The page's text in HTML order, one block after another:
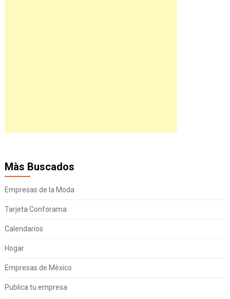
Màs Buscados
Empresas de la Moda
Tarjeta Conforama
Calendarios
Hogar
Empresas de Mèxico
Publica tu empresa